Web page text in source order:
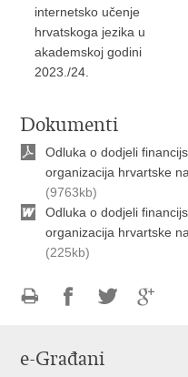
internetsko učenje
hrvatskoga jezika u
akademskoj godini
2023./24.
Dokumenti
Odluka o dodjeli
organizacija hrvartske
(9763kb)
Odluka o dodjeli
organizacija hrvartske
(225kb)
FacebookuTwitteru
e-Građani